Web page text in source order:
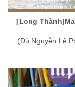
[Long
(Dù Nguyễn Lê